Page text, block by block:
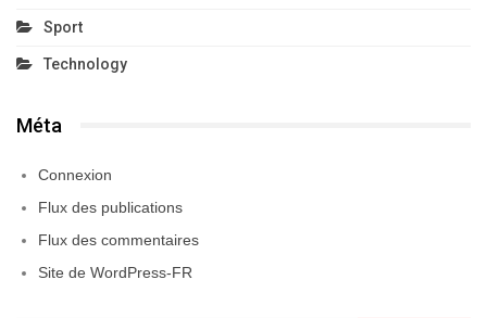
Sport
Technology
Méta
Connexion
Flux des publications
Flux des commentaires
Site de WordPress-FR